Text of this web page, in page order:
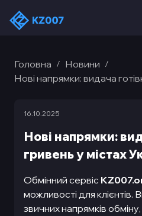
Головна / Новини /
Нові напрямки: видача
Нові напрямки:
гривень у містах
16.10.2025
Обмінний сервіс
можливості для клієнтів.
звичних напрямків